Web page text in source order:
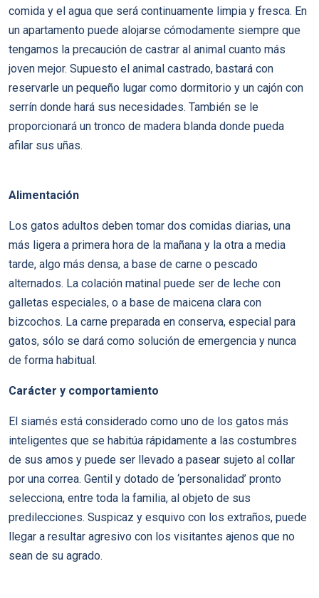
comida y el agua que será continuamente limpia y fresca. En
un apartamento puede alojarse cómodamente siempre que
tengamos la precaución de castrar al animal cuanto más
joven mejor. Supuesto el animal castrado, bastará con
reservarle un pequeño lugar como dormitorio y un cajón con
serrí­n donde hará sus necesidades. También se le
proporcionará un tronco de madera blanda donde pueda
afilar sus uñas.
Alimentación
Los gatos adultos deben tomar dos comidas diarias, una
más ligera a primera hora de la mañana y la otra a media
tarde, algo más densa, a base de carne o pescado
alternados. La colación matinal puede ser de leche con
galletas especiales, o a base de maicena clara con
bizcochos. La carne preparada en conserva, especial para
gatos, sólo se dará como solución de emergencia y nunca
de forma habitual.
Carácter y comportamiento
El siamés está considerado como uno de los gatos más
inteligentes que se habitúa rápidamente a las costumbres
de sus amos y puede ser llevado a pasear sujeto al collar
por una correa. Gentil y dotado de ‘personalidad’ pronto
selecciona, entre toda la familia, al objeto de sus
predilecciones. Suspicaz y esquivo con los extraños, puede
llegar a resultar agresivo con los visitantes ajenos que no
sean de su agrado.